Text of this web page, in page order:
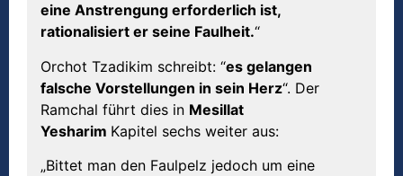
eine Anstrengung erforderlich ist,
rationalisiert er seine Faulheit.“
Orchot Tzadikim schreibt: “es gelangen
falsche Vorstellungen in sein Herz“. Der
Ramchal führt dies in Mesillat
Yesharim Kapitel sechs weiter aus:
„Bittet man den Faulpelz jedoch um eine